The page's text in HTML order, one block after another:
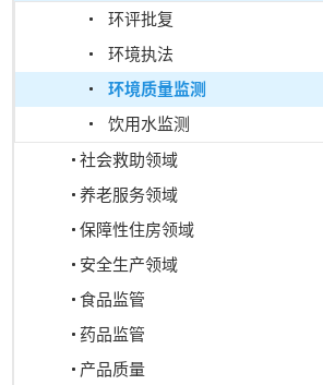
环评批复
环境执法
环境质量监测
饮用水监测
社会救助领域
养老服务领域
保障性住房领域
安全生产领域
食品监管
药品监管
产品质量